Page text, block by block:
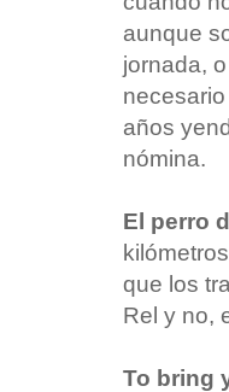
aunque
jornada,
años
nómina.
El perro
que los
Rel y no,
To bring